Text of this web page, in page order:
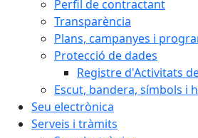
Perfil de contractant
Transparència
Plans, campanyes i
Protecció de dades
Registre d'Activitats
Escut, bandera, símbols i
Seu electrònica
Serveis i tràmits